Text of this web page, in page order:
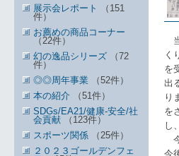
く
を
出
り
を
し
今
展示会レポート
（151
件）
お薦めの商品コーナー
（22件）
幻の逸品シリーズ （72
件）
◎◎周年事業 （52件）
本の紹介 （51件）
SDGs/EA21/健康-安全/社
会貢献 （123件）
スポーツ関係 （25件）
２０２３ゴールデンフェ